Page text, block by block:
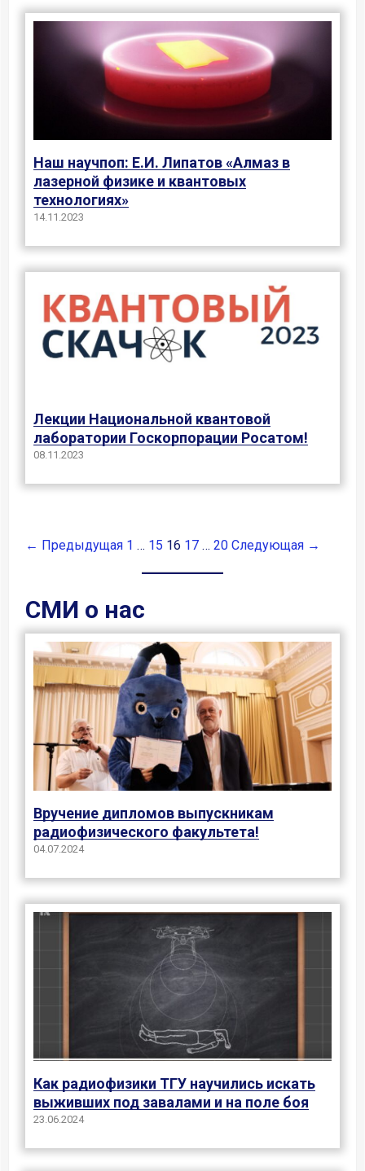
Наш научпоп: Е.И. Липатов «Алмаз в
лазерной физике и квантовых
технологиях»
14.11.2023
Лекции Национальной квантовой
лаборатории Госкорпорации Росатом!
08.11.2023
← Предыдущая 1 … 15 16 17 … 20 Следующая →
СМИ о нас
Вручение дипломов выпускникам
радиофизического факультета!
04.07.2024
Как радиофизики ТГУ научились искать
выживших под завалами и на поле боя
23.06.2024